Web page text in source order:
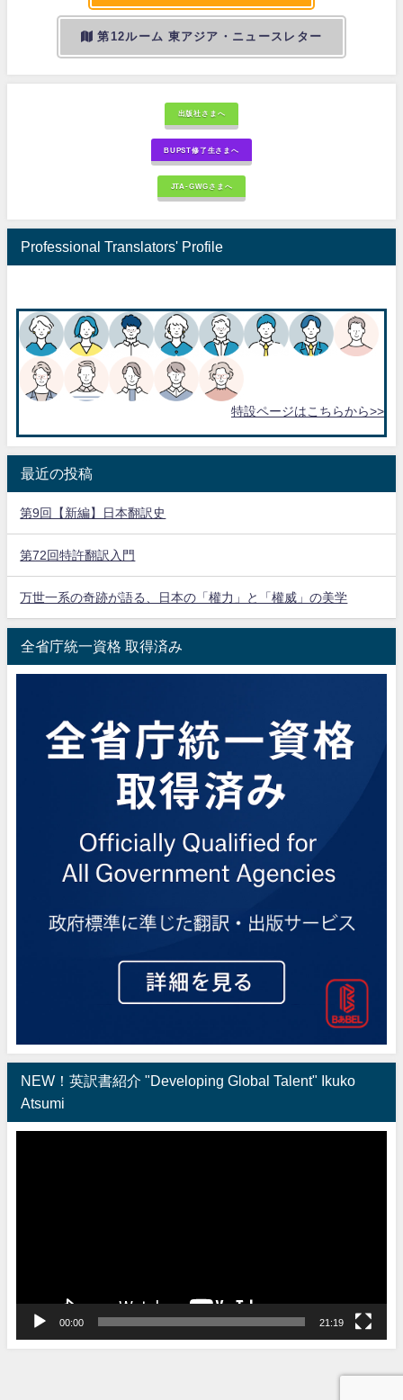
第12ルーム 東アジア・ニュースレター
出版社さまへ
BUPST修了生さまへ
JTA-GWGさまへ
Professional Translators' Profile
特設ページはこちらから>>
最近の投稿
第9回【新編】日本翻訳史
第72回特許翻訳入門
万世一系の奇跡が語る、日本の「權力」と「權威」の美学
全省庁統一資格 取得済み
NEW！英訳書紹介 "Developing Global Talent" Ikuko
Atsumi
00:00 21:19